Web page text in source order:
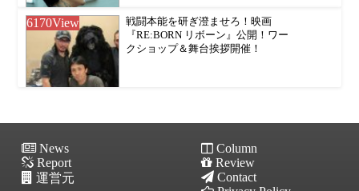
6170View
戦闘本能を研ぎ澄ませろ！映画
『RE:BORN リボーン』公開！ワー
クショップ＆舞台挨拶開催！
News
Column
Report
Review
運営元
Contact